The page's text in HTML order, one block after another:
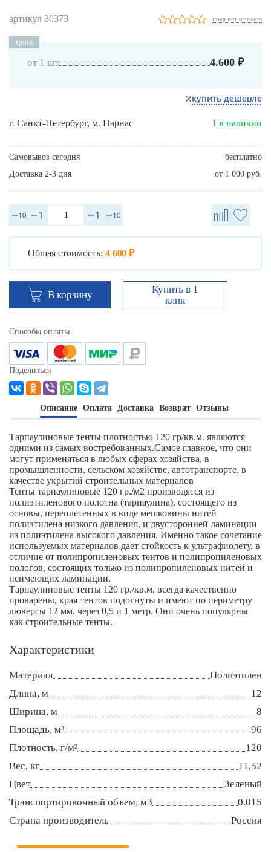
артикул 30373 пока нет отзывов
цена
от 1 шт 4.600 ₽
купить дешевле
г. Санкт-Петербург, м. Парнас 1 в наличии
Самовывоз сегодня
бесплатно
Доставка 2-3 дня
от 1 000 руб.
Общая стоимость: 4 600 ₽
В корзину
Купить в 1
клик
Способы оплаты
Поделиться
Описание Оплата Доставка Возврат Отзывы
Тарпаулиновые тенты плотностью 120 гр/кв.м. являются
одними из самых востребованных.Самое главное, что они
могут применяться в любых сферах хозяйства, в
промышленности, сельском хозяйстве, автотранспорте, в
качестве укрытий строительных материалов
Тенты тарпаулиновые 120 гр./м2 производятся из
полиэтиленового полотна (тарпаулина), состоящего из
основы, переплетенных в виде мешковины нитей
полиэтилена низкого давления, и двусторонней ламинации
из полиэтилена высокого давления. Именно такое сочетание
используемых материалов дает стойкость к ультрафиолету, в
отличие от полипропиленовых тентов и полипропиленовых
пологов, состоящих только из полипропиленовых нитей и
неимеющих ламинации.
Тарпаулиновые тенты 120 гр./кв.м. всегда качественно
проварены, края тентов подогнуты и имеют по периметру
люверсы 12 мм. через 0,5 и 1 метр. Они очень популярны
как строительные тенты.
Характеристики
Материал
Полиэтилен
Длина, м
12
Ширина, м
8
Площадь, м²
96
Плотность, г/м²
120
Вес, кг
11,52
Цвет
Зеленый
Транспортировочный объем, м3
0.015
Страна производитель
Россия